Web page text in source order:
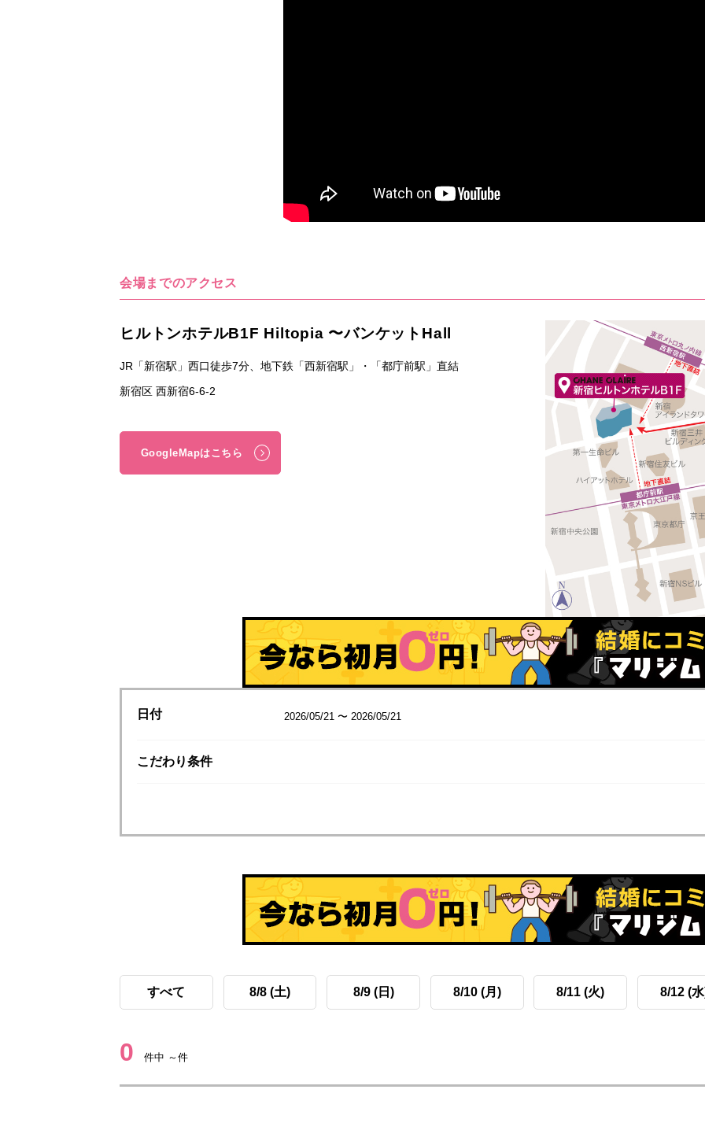
会場までのアクセス
ヒルトンホテルB1F Hiltopia 〜バンケットHall
JR「新宿駅」西口徒歩7分、地下鉄「西新宿駅」・「都庁前駅」直結
新宿区 西新宿6-6-2
GoogleMapはこちら
日付 2026/05/21 〜 2026/05/21
こだわり条件
すべて 8/8 (土) 8/9 (日) 8/10 (月) 8/11 (火) 8/12 (
0 件中 ～件